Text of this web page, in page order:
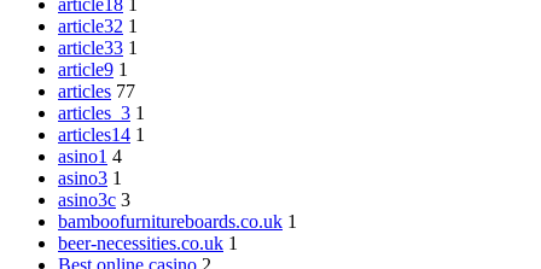
article18 1
article32 1
article33 1
article9 1
articles 77
articles_3 1
articles14 1
asino1 4
asino3 1
asino3c 3
bamboofurnitureboards.co.uk 1
beer-necessities.co.uk 1